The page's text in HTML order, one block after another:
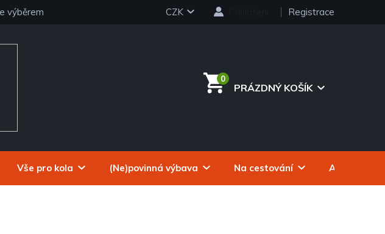
výběrem CZK Registrace
PRÁZDNÝ KOŠÍK
Vše pro kola (Ne)povinná výbava Na cestování